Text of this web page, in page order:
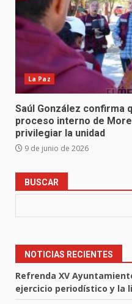
La Paz
Saúl González confirma
proceso interno de
privilegiar la unidad
9 de junio de 2026
BUSCAR
NOTICIAS RECIENTES
Refrenda XV
ejercicio periodístico y la